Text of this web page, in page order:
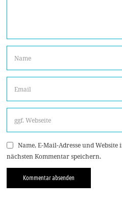
Name, E-Mail-Adresse und
nächsten Kommentar speichern.